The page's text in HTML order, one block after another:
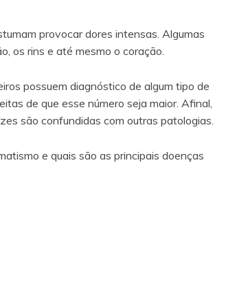
provocar dores intensas. Algumas
os rins e até mesmo o coração.
possuem diagnóstico de algum tipo de
de que esse número seja maior. Afinal,
são confundidas com outras patologias.
e quais são as principais doenças